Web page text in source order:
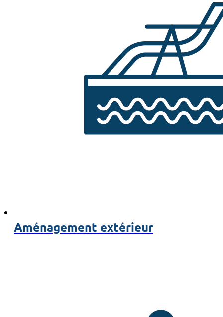
Aménagement extérieur